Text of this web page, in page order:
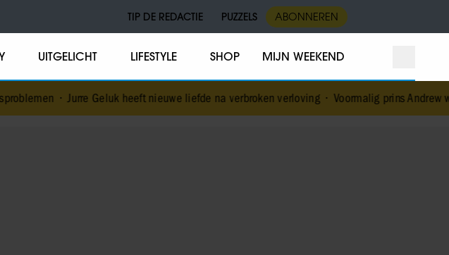
TIP DE REDACTIE PUZZELS ABONNEREN
UITGELICHT LIFESTYLE SHOP MIJN WEEKEND
Geluk heeft nieuwe liefde na verbroken verloving•Voormalig prins Andrew werd